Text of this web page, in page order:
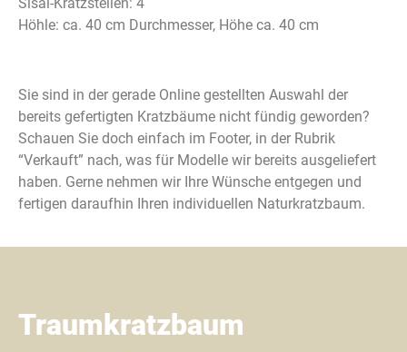
Höhle: ca. 40 cm Durchmesser, Höhe ca. 40 cm
Sie sind in der gerade Online gestellten Auswahl der
bereits gefertigten Kratzbäume nicht fündig geworden?
Schauen Sie doch einfach im Footer, in der Rubrik
“Verkauft” nach, was für Modelle wir bereits ausgeliefert
haben. Gerne nehmen wir Ihre Wünsche entgegen und
fertigen daraufhin Ihren individuellen Naturkratzbaum.
Traumkratzbaum